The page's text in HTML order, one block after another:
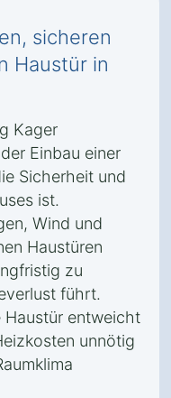
sicheren
Haustür in
Kager
Einbau einer
Sicherheit und
ist.
Wind und
Haustüren
zu
führt.
Haustür entweicht
unnötig